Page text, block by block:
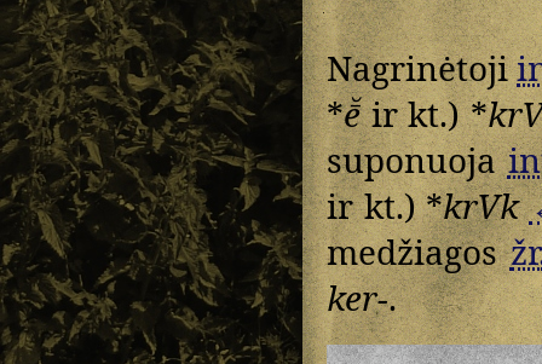
Nagrinėtoji
*ē̆ir kt.) *
suponuoja
ir kt.) *krVk
medžiagos
ker-.